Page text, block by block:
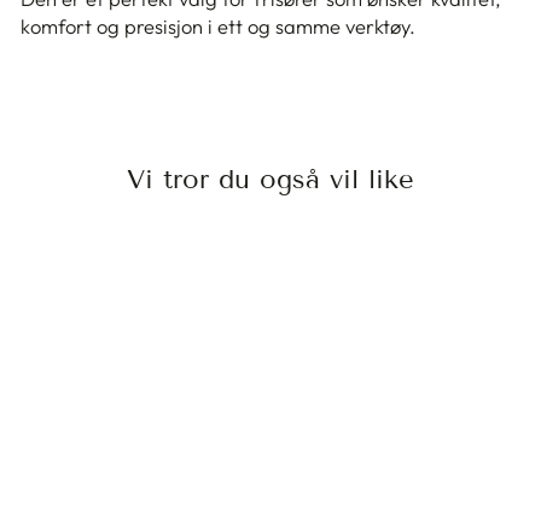
komfort og presisjon i ett og samme verktøy.
Vi tror du også vil like